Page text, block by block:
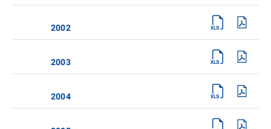
2002
2003
2004